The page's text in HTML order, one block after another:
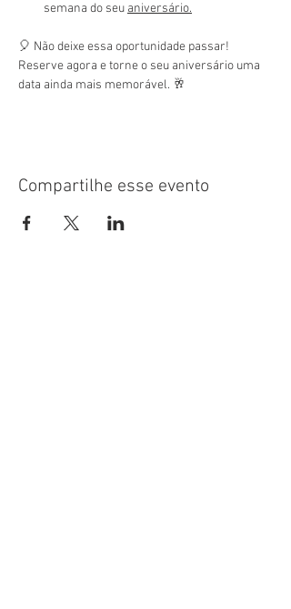
semana do seu aniversário.
🎈 Não deixe essa oportunidade passar!
Reserve agora e torne o seu aniversário uma
data ainda mais memorável. 🥂
Compartilhe esse evento